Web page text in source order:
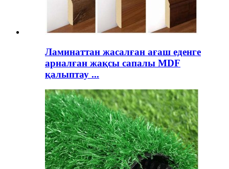
Ламинаттан жасалған ағаш еденге
арналған жақсы сапалы MDF
қалыптау ...